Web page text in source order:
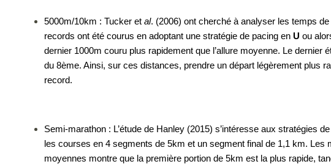
5000m/10km : Tucker et al. (2006) ont cherché à analyser les temps
records ont été courus en adoptant une stratégie de pacing en U ou
dernier 1000m couru plus rapidement que l’allure moyenne. Le
du 8ème. Ainsi, sur ces distances, prendre un départ légèrement plus
record.
Semi-marathon : L’étude de Hanley (2015) s’intéresse aux stratégies
les courses en 4 segments de 5km et un segment final de 1,1 km.
moyennes montre que la première portion de 5km est la plus rapide,